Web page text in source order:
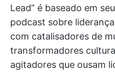
Lead” é baseado em
podcast sobre
com catalisadores de
transformadores
agitadores que ousam